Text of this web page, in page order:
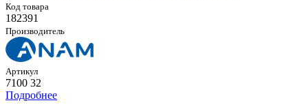
Код товара
182391
Производитель
Артикул
7100 32
Подробнее